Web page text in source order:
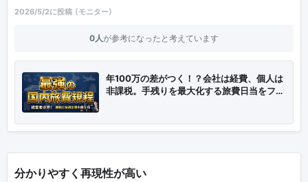
2026/5/2に投稿 （モニター）
0人が参考になったと考えています
年100万の差がつく！？会社は経費、個人は
非課税。手残りを最大化する旅費日当をフ…
分かりやすく再現性が高い